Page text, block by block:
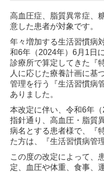
高血圧症、脂質異常症、
意した患者が対象です。
年々増加する生活習慣病
和6年（2024年）6月1日
診療所で算定してきた『
人に応じた療養計画に基
管理を行う『生活習慣病
ありました。
本改定に伴い、令和6年
指針通り、高血圧・脂質
病名とする患者様で、『
た方は、『生活習慣病管
この度の改定によって、
定、血圧や体重、食事、